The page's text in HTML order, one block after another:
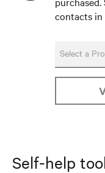
contacts in
Select a
Self-help